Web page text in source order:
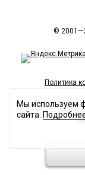
©
Политика
Мы используем
сайта.